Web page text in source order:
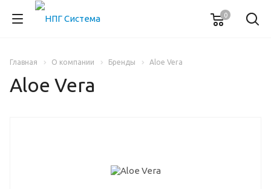
0
Главная О компании Бренды Aloe Vera
Aloe Vera